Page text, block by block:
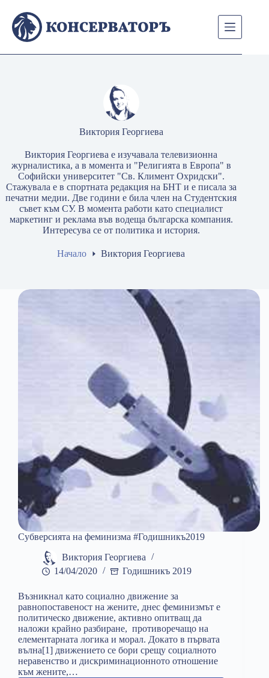
content
Виктория Георгиева
Виктория Георгиева е изучавала телевизионна
журналистика, а в момента и "Религията в Европа" в
Софийски университет "Св. Климент Охридски".
Стажувала е в спортната редакция на БНТ и е писала за
печатни медии. Две години е била член на Студентския
съвет към СУ. В момента работи като специалист
маркетинг и реклама във водеща българска компания.
Интересува се от политика и история.
Начало Виктория Георгиева
Субверсията на феминизма #Годишникъ2019
Виктория Георгиева
14/04/2020
Годишникъ 2019
Възникнал като социално движение за
равнопоставеност на жените, днес феминизмът е
политическо движение, активно опитващ да
наложи крайно разбиране, противоречащо на
елементарната логика и морал. Докато в първата
вълна[1] движението се бори срещу социалното
неравенство и дискриминационното отношение
към жените,…